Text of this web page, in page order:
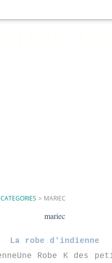
CATEGORIES > MARIEC
mariec
La robe d'indienne
Une Robe K des